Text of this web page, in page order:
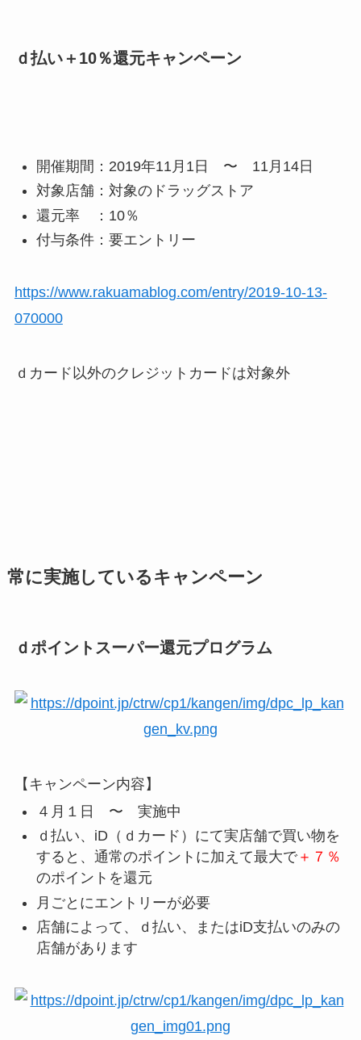
ｄ払い＋10％還元キャンペーン
開催期間：2019年11月1日 〜 11月14日
対象店舗：対象のドラッグストア
還元率 ：10％
付与条件：要エントリー
https://www.rakuamablog.com/entry/2019-10-13-
070000
ｄカード以外のクレジットカードは対象外
常に実施しているキャンペーン
ｄポイントスーパー還元プログラム
【キャンペーン内容】
４月１日 〜 実施中
ｄ払い、iD（ｄカード）にて実店舗で買い物を
すると、通常のポイントに加えて最大で＋７％
のポイントを還元
月ごとにエントリーが必要
店舗によって、ｄ払い、またはiD支払いのみの
店舗があります